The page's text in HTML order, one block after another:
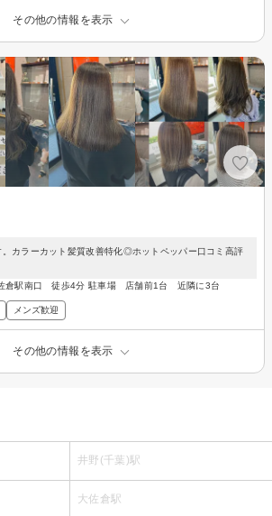
その他の情報を表示
。カラーカット髪質改善特化◎ホットペッパー口コミ高評
佐倉駅南口 徒歩4分 駐車場 店舗前1台 近隣に3台
メンズ歓迎
その他の情報を表示
井野(千葉)駅
大佐倉駅